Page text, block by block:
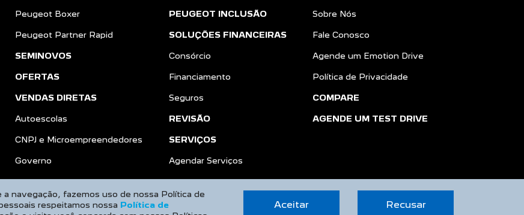
Peugeot Boxer
Peugeot Partner Rapid
SEMINOVOS
OFERTAS
VENDAS DIRETAS
Autoescolas
CNPJ e Microempreendedores
Governo
PEUGEOT INCLUSÃO
SOLUÇÕES FINANCEIRAS
Consórcio
Financiamento
Seguros
REVISÃO
SERVIÇOS
Agendar Serviços
Sobre Nós
Fale Conosco
Agende um Emotion Drive
Política de Privacidade
COMPARE
AGENDE UM TEST DRIVE
navegação, fazemos uso de nossa Política de
respeitamos nossa Política de
Aceitar Recusar